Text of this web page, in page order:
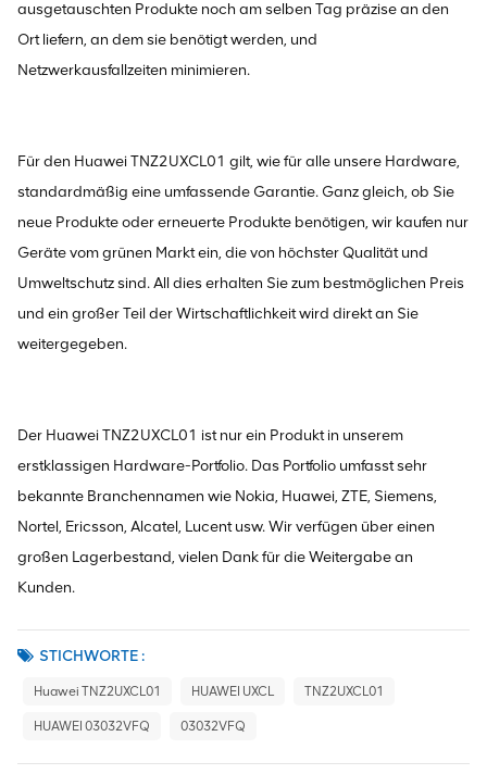
ausgetauschten Produkte noch am selben Tag präzise an den
Ort liefern, an dem sie benötigt werden, und
Netzwerkausfallzeiten minimieren.
Für den Huawei TNZ2UXCL01 gilt, wie für alle unsere Hardware,
standardmäßig eine umfassende Garantie. Ganz gleich, ob Sie
neue Produkte oder erneuerte Produkte benötigen, wir kaufen nur
Geräte vom grünen Markt ein, die von höchster Qualität und
Umweltschutz sind. All dies erhalten Sie zum bestmöglichen Preis
und ein großer Teil der Wirtschaftlichkeit wird direkt an Sie
weitergegeben.
Der Huawei TNZ2UXCL01 ist nur ein Produkt in unserem
erstklassigen Hardware-Portfolio. Das Portfolio umfasst sehr
bekannte Branchennamen wie Nokia, Huawei, ZTE, Siemens,
Nortel, Ericsson, Alcatel, Lucent usw. Wir verfügen über einen
großen Lagerbestand, vielen Dank für die Weitergabe an
Kunden.
STICHWORTE :
Huawei TNZ2UXCL01 HUAWEI UXCL TNZ2UXCL01
HUAWEI 03032VFQ 03032VFQ